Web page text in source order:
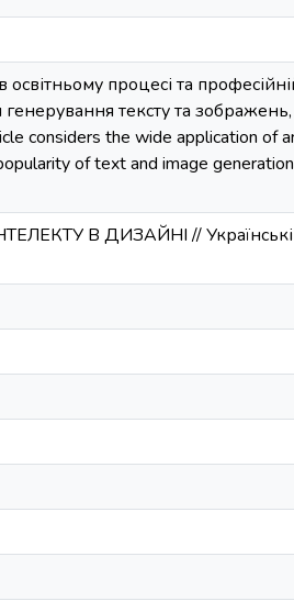
процесі та
генерування тексту та
considers the wide application of
of text and image
В ДИЗАЙНІ // Українські